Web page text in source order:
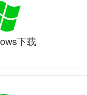
下载